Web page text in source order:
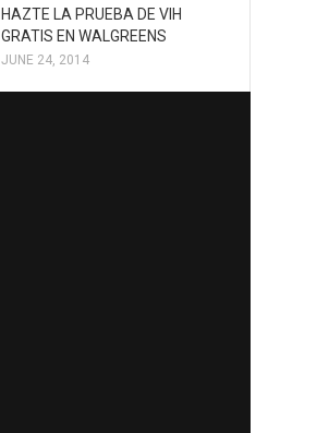
HAZTE LA PRUEBA DE VIH
GRATIS EN WALGREENS
JUNE 24, 2014